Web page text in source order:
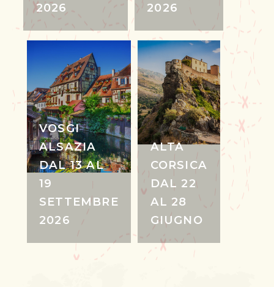
2026
2026
VOSGI
ALSAZIA
DAL 13 AL
19
SETTEMBRE
2026
ALTA
CORSICA
DAL 22
AL 28
GIUGNO